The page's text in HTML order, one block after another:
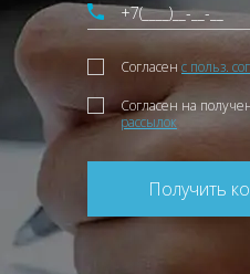
Согласен с польз.
Согласен на
рассылок
Получить